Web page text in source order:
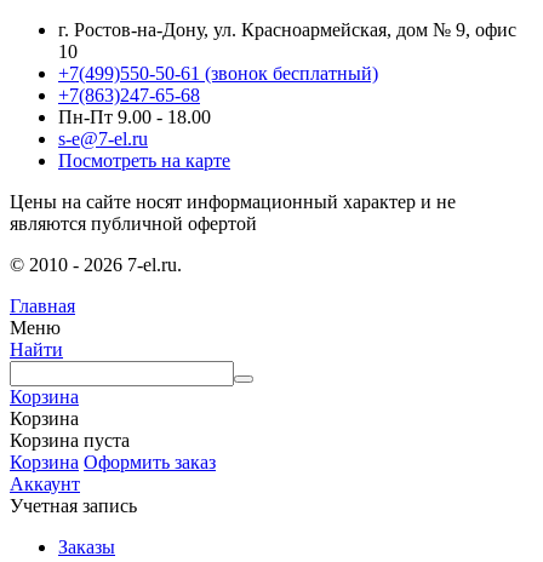
г. Ростов-на-Дону, ул. Красноармейская, дом № 9, офис
10
+7(499)550-50-61 (звонок бесплатный)
+7(863)247-65-68
Пн-Пт 9.00 - 18.00
s-e@7-el.ru
Посмотреть на карте
Цены на сайте носят информационный характер и не
являются публичной офертой
© 2010 - 2026 7-el.ru.
Главная
Меню
Найти
Корзина
Корзина
Корзина пуста
Корзина Оформить заказ
Аккаунт
Учетная запись
Заказы